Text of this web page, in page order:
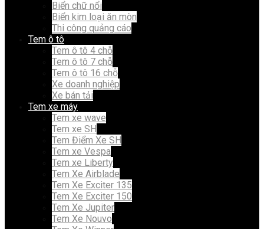
Biển chữ nổi
Biển kim loại ăn mòn
Thi công quảng cáo
Tem ô tô
Tem ô tô 4 chỗ
Tem ô tô 7 chỗ
Tem ô tô 16 chỗ
Xe doanh nghiệp
Xe bán tải
Tem xe máy
Tem xe wave
Tem xe SH
Tem Điểm Xe SH
Tem xe Vespa
Tem xe Liberty
Tem Xe Airblade
Tem Xe Exciter 135
Tem Xe Exciter 150
Tem Xe Jupiter
Tem Xe Nouvo